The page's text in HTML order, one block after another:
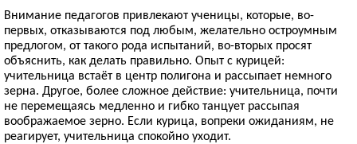
Внимание педагогов привлекают ученицы, которые, во-
первых, отказываются под любым, желательно остроумным
предлогом, от такого рода испытаний, во-вторых просят
объяснить, как делать правильно. Опыт с курицей:
учительница встаёт в центр полигона и рассыпает немного
зерна. Другое, более сложное действие: учительница, почти
не перемещаясь медленно и гибко танцует рассыпая
воображаемое зерно. Если курица, вопреки ожиданиям, не
реагирует, учительница спокойно уходит.